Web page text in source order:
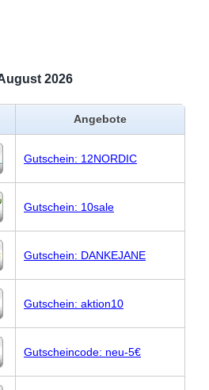
2026
Angebote
Gutschein: 12NORDIC
Gutschein: 10sale
Gutschein: DANKEJANE
Gutschein: aktion10
Gutscheincode: neu-5€